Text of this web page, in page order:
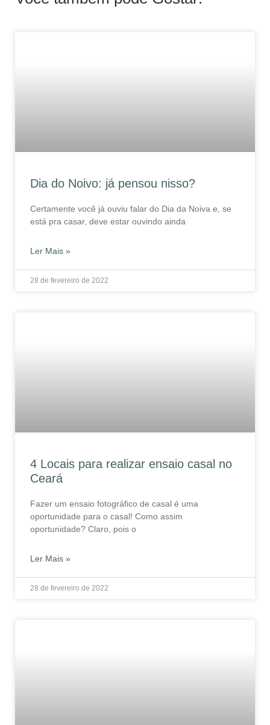
Dia do Noivo: já pensou nisso?
Certamente você já ouviu falar do Dia da Noiva e, se
está pra casar, deve estar ouvindo ainda
Ler Mais »
28 de fevereiro de 2022
4 Locais para realizar ensaio casal no
Ceará
Fazer um ensaio fotográfico de casal é uma
oportunidade para o casal! Como assim
oportunidade? Claro, pois o
Ler Mais »
28 de fevereiro de 2022